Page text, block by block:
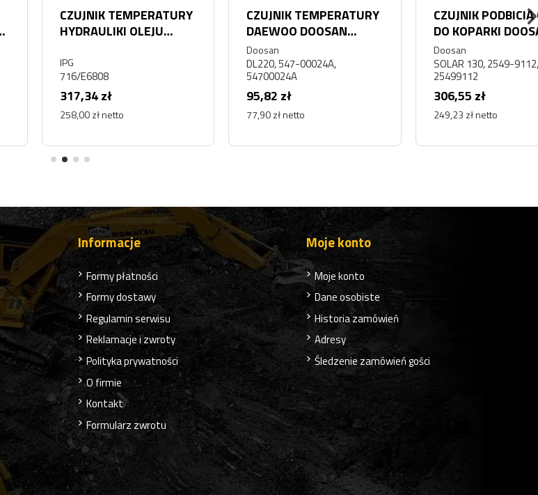
CZUJNIK TEMPERATURY
HYDRAULIKI OLEJU
716/E6808 525-60
258,00 zł netto
CZUJNIK TEMPERATURY
DAEWOO DOOSAN
DL220, 547-00024A,
77,90 zł netto
CZUJNIK PODBICIA GAZU
DO KOPARKI DOOSAN
DEVELON 2549-9112
SOLAR 130, 2549-9112,
249,23 zł netto
Informacje
Formy płatności
Formy dostawy
Regulamin serwisu
Reklamacje i zwroty
Polityka prywatności
O firmie
Kontakt
Formularz zwrotu
Moje konto
Moje konto
Dane osobiste
Historia zamówień
Adresy
Śledzenie zamówień gości